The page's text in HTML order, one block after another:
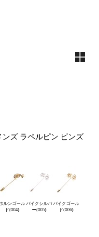
ズ ラペルピン ピンズ
ホルンゴール バイクシルバ バイクゴール